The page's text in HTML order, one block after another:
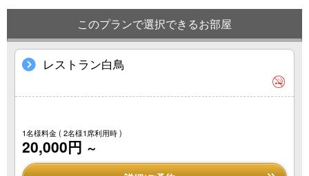
このプランで選択できるお部屋
レストラン白鳥
1名様料金( 2名様1席利用時 )
20,000円 ～